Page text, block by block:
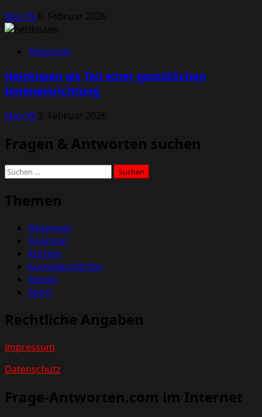
MarcW 6. Februar 2026
Allgemein
Heizkissen als Teil einer gemütlichen
Inneneinrichtung
MarcW 2. Februar 2026
Fragen & Antworten suchen
Suchen
Themen
Allgemein
Finanzen
Kochen
Kunstgeschichte
Reisen
Sport
Rechtliche Angaben
Impressum
Datenschutz
Frage-Antworten.com im Internet